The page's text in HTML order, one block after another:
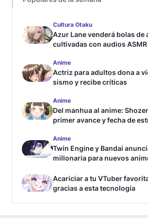
Cultura Otaku
Azur Lane venderá bolas de
cultivadas con audios ASMR
Anime
Actriz para adultos dona a
sismo y recibe críticas
Anime
Del manhua al anime:
primer avance y fecha de
Anime
Twin Engine y Bandai
millonaria para nuevos
Acariciar a tu VTuber
gracias a esta tecnología